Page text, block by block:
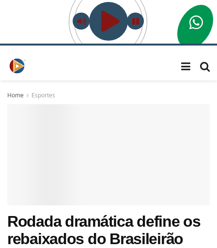
Home Esportes
Rodada dramática define os
rebaixados do Brasileirão